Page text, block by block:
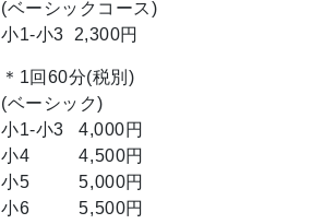
(ベーシックコース)
小1-小3 2,300円
＊1回60分(税別)
(ベーシック)
小1-小3 4,000円
小4 4,500円
小5 5,000円
小6 5,500円